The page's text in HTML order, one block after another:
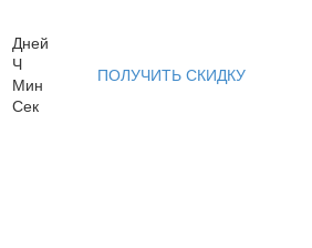
Дней
Ч
Мин
Сек
ПОЛУЧИТЬ СКИДКУ